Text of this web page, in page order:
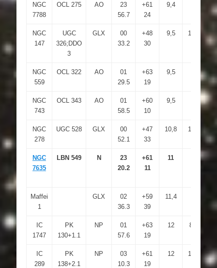
NGC
7788
OCL 275 AO
23
56.7
+61
24
9,4
NGC
147
UGC
326;DDO
3
GLX
00
33.2
+48
30
9,5 14,5
NGC
559
OCL 322 AO
01
29.5
+63
19
9,5
NGC
743
OCL 343 AO
01
58.5
+60
10
9,5
NGC
278
UGC 528 GLX
00
52.1
+47
33
10,8 12,2
NGC
7635
LBN 549 N
23
20.2
+61
11
11
Maffei
1
GLX
02
36.3
+59
39
11,4
IC
1747
PK
130+1.1
NP
01
57.6
+63
19
12 8,7
IC
289
PK
138+2.1
NP
03
10.3
+61
19
12 12,3